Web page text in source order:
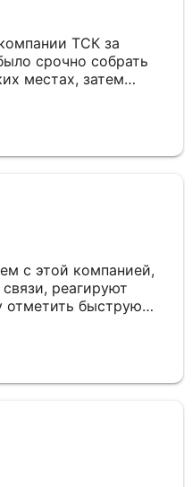
ТСК за
срочно собрать
местах, затем
в день. Ребята
все сделали
и
с этой компанией,
реагируют
отметить быструю
качество самих
рекомендуем!